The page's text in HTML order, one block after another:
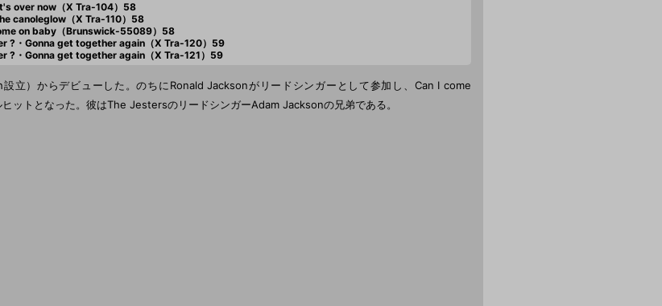
over now（X Tra-104）58
canoleglow（X Tra-110）58
on baby（Brunswick-55089）58
?・Gonna get together again（X Tra-120）59
?・Gonna get together again（X Tra-121）59
設立）からデビューした。のちにRonald Jacksonがリードシンガーとして参加し、Can I come
ットとなった。彼はThe JestersのリードシンガーAdam Jacksonの兄弟である。